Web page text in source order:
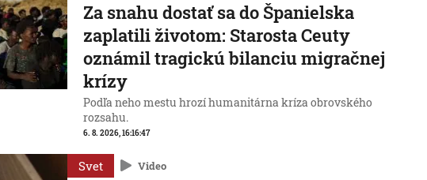
Za snahu dostať sa do Španielska
zaplatili životom: Starosta Ceuty
oznámil tragickú bilanciu migračnej
krízy
Podľa neho mestu hrozí humanitárna kríza obrovského
rozsahu.
6. 8. 2026, 16:16:47
Svet Video